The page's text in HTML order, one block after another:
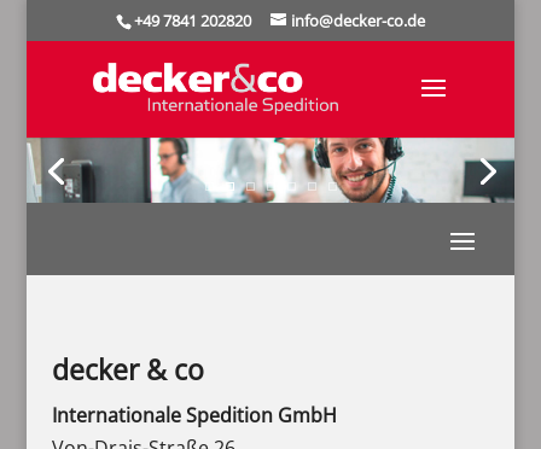
+49 7841 202820 info@decker-co.de
decker & co
Internationale Spedition GmbH